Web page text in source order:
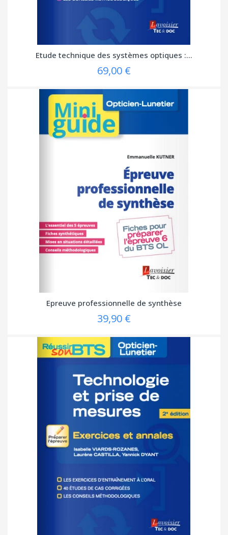
Etude technique des systèmes optiques :...
69,00 €
Epreuve professionnelle de synthèse
39,90 €